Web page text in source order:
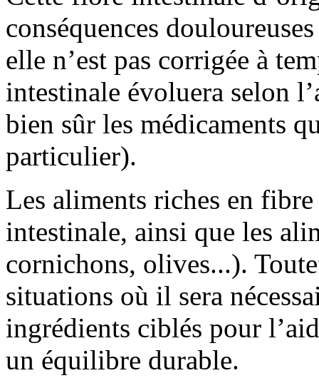
conséquences
elle n’est pas corrigée à
intestinale évoluera selon
bien sûr les médicaments
particulier).
Les aliments riches en
intestinale, ainsi que les
cornichons, olives...).
situations où il sera
ingrédients ciblés pour
un équilibre durable.